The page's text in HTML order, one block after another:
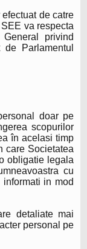
de catre
va respecta
privind
Parlamentul
doar pe
scopurilor
în acelasi timp
care Societatea
obligatie legala
cu
in mod
detaliate mai
personal pe